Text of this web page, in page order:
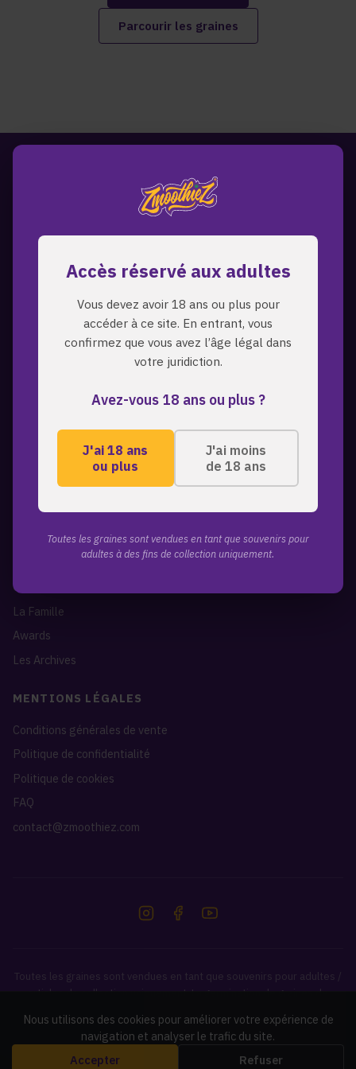
Accès réservé aux adultes
Vous devez avoir 18 ans ou plus pour
accéder à ce site. En entrant, vous
confirmez que vous avez l’âge légal dans
votre juridiction.
Avez-vous 18 ans ou plus ?
J'ai 18 ans
ou plus
J'ai moins
de 18 ans
Toutes les graines sont vendues en tant que souvenirs pour
adultes à des fins de collection uniquement.
Parcourir les graines
ZmoothieZ propose des graines de cannabis premium pour les
discrete, livraison mondiale.
LIENS RAPIDES
Toutes les graines
A propos de nous
Contact
La Famille
Awards
Les Archives
MENTIONS LÉGALES
Conditions générales de vente
Politique de confidentialité
Politique de cookies
FAQ
contact@zmoothiez.com
Toutes les graines sont vendues en tant que souvenirs pour adultes /
articles de collection uniquement. La germination de graines de
responsabilité de vérifier et de respecter les lois de votre pays.
Nous utilisons des cookies pour améliorer votre expérience de
navigation et analyser le trafic du site.
Accepter
Refuser